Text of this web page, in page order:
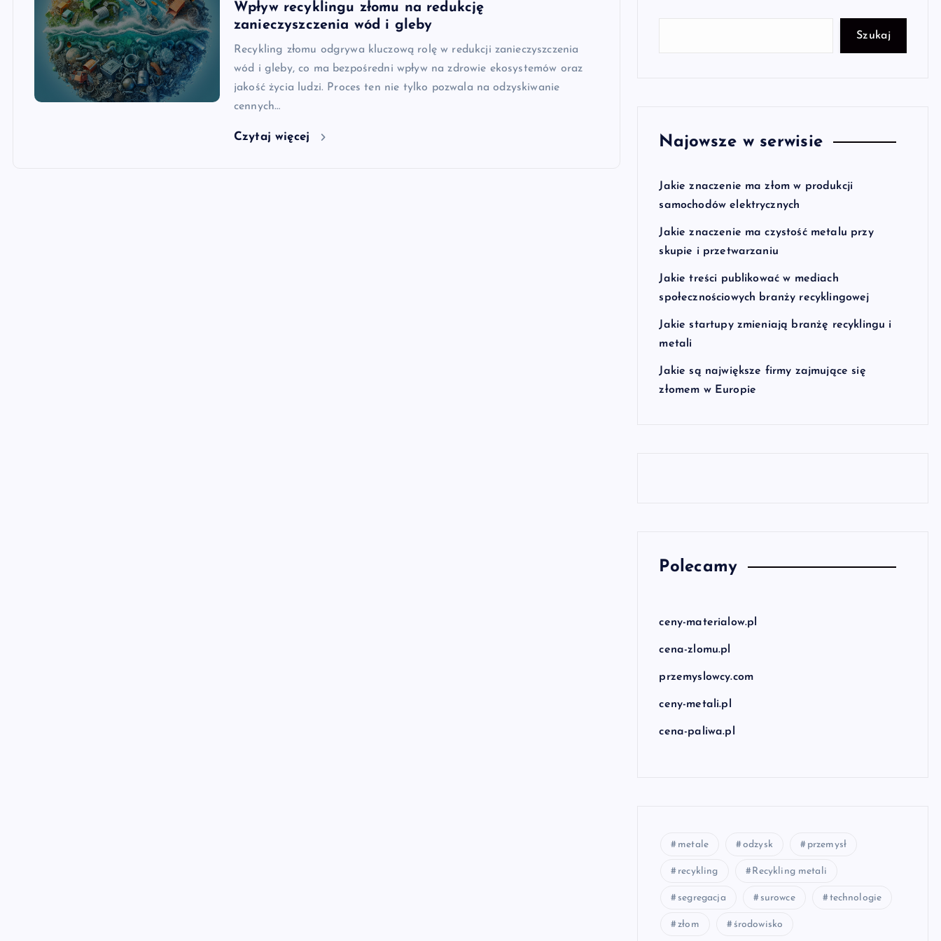
Wpływ recyklingu złomu na redukcję
zanieczyszczenia wód i gleby
Recykling złomu odgrywa kluczową rolę w redukcji zanieczyszczenia
wód i gleby, co ma bezpośredni wpływ na zdrowie ekosystemów oraz
jakość życia ludzi. Proces ten nie tylko pozwala na odzyskiwanie
cennych…
Czytaj więcej
Szukaj
Najowsze w serwisie
Jakie znaczenie ma złom w produkcji
samochodów elektrycznych
Jakie znaczenie ma czystość metalu przy
skupie i przetwarzaniu
Jakie treści publikować w mediach
społecznościowych branży recyklingowej
Jakie startupy zmieniają branżę recyklingu i
metali
Jakie są największe firmy zajmujące się
złomem w Europie
Polecamy
ceny-materialow.pl
cena-zlomu.pl
przemyslowcy.com
ceny-metali.pl
cena-paliwa.pl
metale odzysk przemysł
recykling Recykling metali
segregacja surowce technologie
złom środowisko